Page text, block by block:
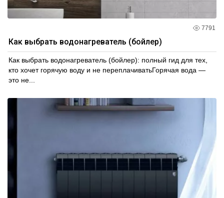
7791
Как выбрать водонагреватель (бойлер)
Как выбрать водонагреватель (бойлер): полный гид для тех,
кто хочет горячую воду и не переплачиватьГорячая вода —
это не...